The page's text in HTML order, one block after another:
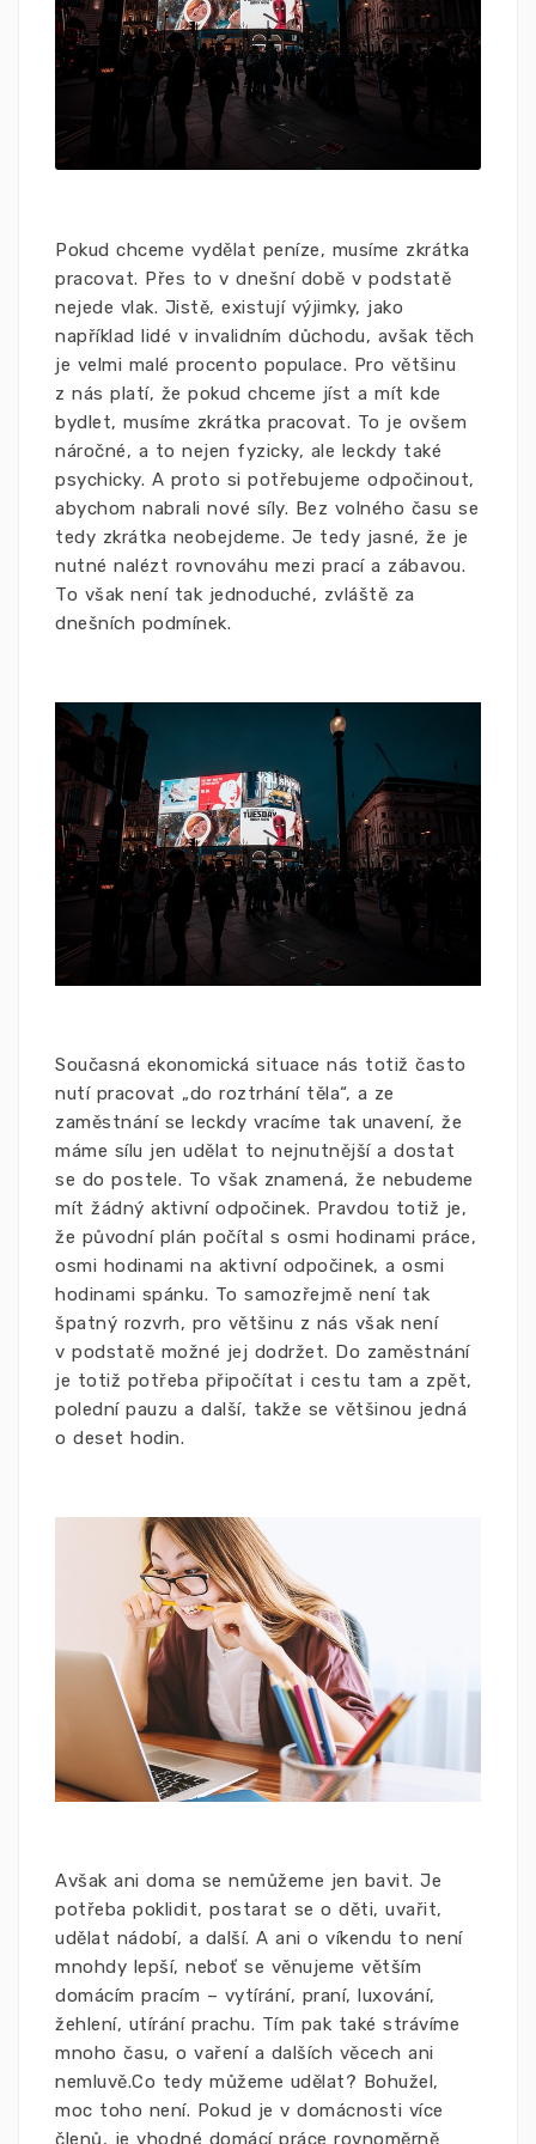
Pokud chceme vydělat peníze, musíme zkrátka
pracovat. Přes to v dnešní době v podstatě
nejede vlak. Jistě, existují výjimky, jako
například lidé v invalidním důchodu, avšak těch
je velmi malé procento populace. Pro většinu
z nás platí, že pokud chceme jíst a mít kde
bydlet, musíme zkrátka pracovat. To je ovšem
náročné, a to nejen fyzicky, ale leckdy také
psychicky. A proto si potřebujeme odpočinout,
abychom nabrali nové síly. Bez volného času se
tedy zkrátka neobejdeme. Je tedy jasné, že je
nutné nalézt rovnováhu mezi prací a zábavou.
To však není tak jednoduché, zvláště za
dnešních podmínek.
Současná ekonomická situace nás totiž často
nutí pracovat „do roztrhání těla“, a ze
zaměstnání se leckdy vracíme tak unavení, že
máme sílu jen udělat to nejnutnější a dostat
se do postele. To však znamená, že nebudeme
mít žádný aktivní odpočinek. Pravdou totiž je,
že původní plán počítal s osmi hodinami práce,
osmi hodinami na aktivní odpočinek, a osmi
hodinami spánku. To samozřejmě není tak
špatný rozvrh, pro většinu z nás však není
v podstatě možné jej dodržet. Do zaměstnání
je totiž potřeba připočítat i cestu tam a zpět,
polední pauzu a další, takže se většinou jedná
o deset hodin.
Avšak ani doma se nemůžeme jen bavit. Je
potřeba poklidit, postarat se o děti, uvařit,
udělat nádobí, a další. A ani o víkendu to není
mnohdy lepší, neboť se věnujeme větším
domácím pracím – vytírání, praní, luxování,
žehlení, utírání prachu. Tím pak také strávíme
mnoho času, o vaření a dalších věcech ani
nemluvě.Co tedy můžeme udělat? Bohužel,
moc toho není. Pokud je v domácnosti více
členů, je vhodné domácí práce rovnoměrně